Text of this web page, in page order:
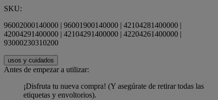
SKU:
96002000140000 | 96001900140000 | 42104281400000 |
42004291400000 | 42104291400000 | 42204261400000 |
93000230310200
usos y cuidados
Antes de empezar a utilizar:
¡Disfruta tu nueva compra! (Y asegúrate de retirar todas las
etiquetas y envoltorios).